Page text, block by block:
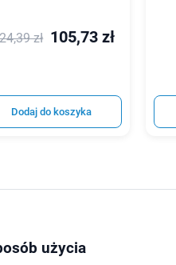
zł 105,73 zł
Dodaj do koszyka
użycia